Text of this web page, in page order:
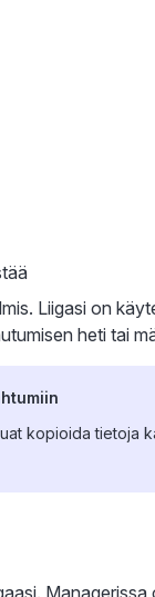
Liigasi on
heti tai
kopioida tietoja